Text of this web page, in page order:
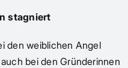
stagniert
den weiblichen Angel
bei den Gründerinnen